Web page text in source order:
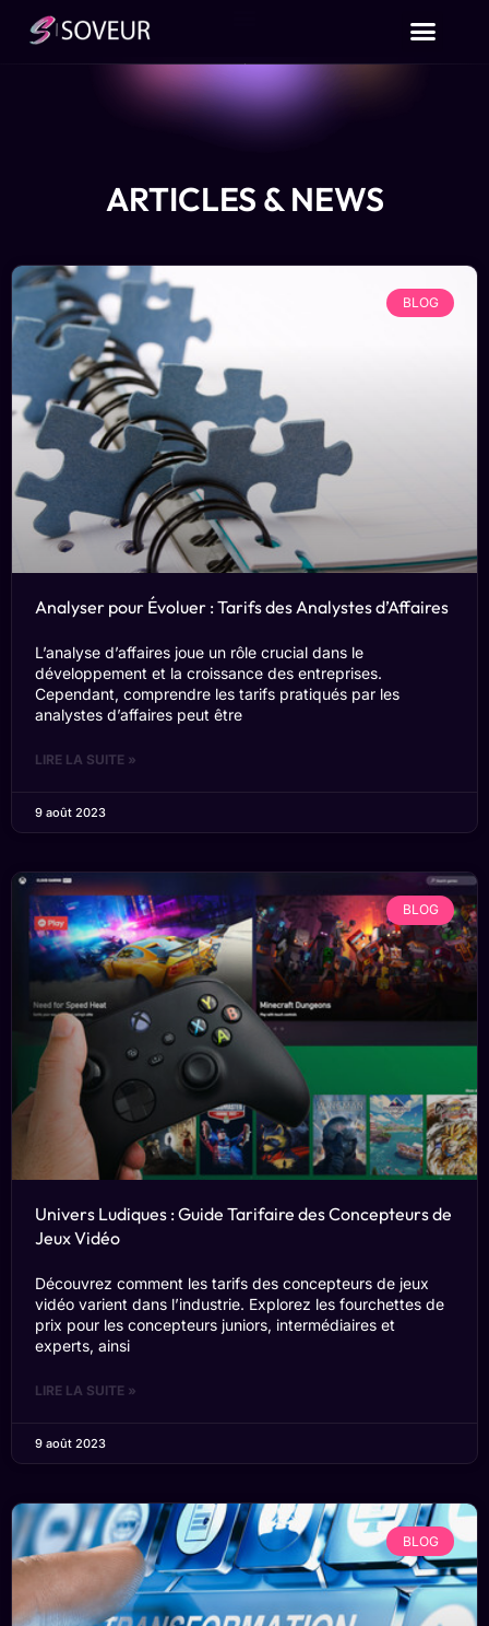
ARTICLES & NEWS
BLOG
Analyser pour Évoluer : Tarifs des Analystes d’Affaires
L’analyse d’affaires joue un rôle crucial dans le
développement et la croissance des entreprises.
Cependant, comprendre les tarifs pratiqués par les
analystes d’affaires peut être
LIRE LA SUITE »
9 août 2023
BLOG
Univers Ludiques : Guide Tarifaire des Concepteurs de
Jeux Vidéo
Découvrez comment les tarifs des concepteurs de jeux
vidéo varient dans l’industrie. Explorez les fourchettes de
prix pour les concepteurs juniors, intermédiaires et
experts, ainsi
LIRE LA SUITE »
9 août 2023
BLOG